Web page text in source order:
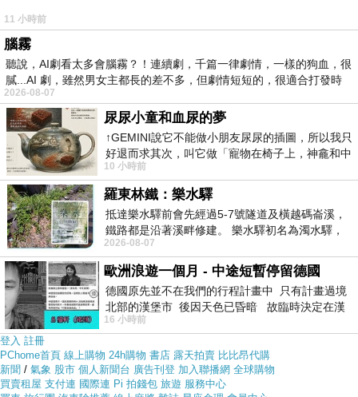
機)
但是我想【Logitech羅技】G502 自調控遊戲滑鼠(贈彩色精
靈讀卡機)在網路上買應該會比較便宜，【Logitech羅技】
G502 自調控遊戲滑鼠(贈彩色精靈讀卡機)
買，上網慢慢挑選，不用等店家開門也不用看店員臉色
各大網路購物網為求有好業績都無所不用其極。因為momo
都有送300元或是500元的折價卷!所以我建議可以上momo
購物網來購買(
【Logitech羅技】G502 自調控遊戲滑鼠(贈
彩色精靈讀卡機))
11 小時前
腦霧
聽說，AI劇看太多會腦霧？！連續劇，千篇一律劇情，一樣的狗血，很
膩...AI 劇，雖然男女主都長的差不多，但劇情短短的，很適合打發時
2026-08-07
尿尿小童和血尿的夢
↑GEMINI說它不能做小朋友尿尿的插圖，所以我只
好退而求其次，叫它做「寵物在椅子上，神龕和中
年人臉孔」的畫了。 六月底
10 小時前
羅東林鐵：樂水驛
抵達樂水驛前會先經過5-7號隧道及橫越碼崙溪，
鐵路都是沿著溪畔修建。 樂水驛初名為濁水驛，
但因與臺鐵集集線車站同名，於1953
2026-08-07
歐洲浪遊一個月 - 中途短暫停留德國
德國原先並不在我們的行程計畫中 只有計畫過境
北部的漢堡市 後因天色已昏暗 故臨時決定在漢
堡市吃晚餐和過夜
16 小時前
登入 註冊
PChome首頁 線上購物 24h購物 書店 露天拍賣 比比昂代購
新聞 / 氣象 股市 個人新聞台 廣告刊登 加入聯播網 全球購物
買賣租屋 支付連 國際連 Pi 拍錢包 旅遊 服務中心